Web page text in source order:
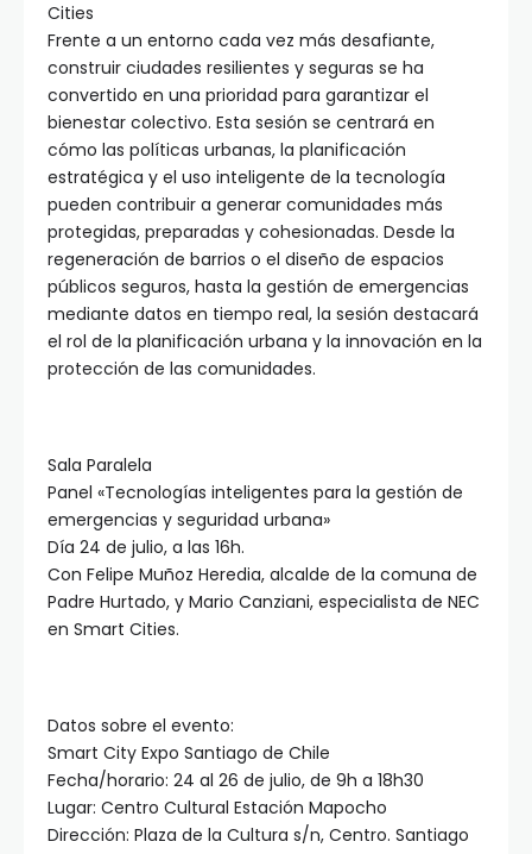
Cities
Frente a un entorno cada vez más desafiante,
construir ciudades resilientes y seguras se ha
convertido en una prioridad para garantizar el
bienestar colectivo. Esta sesión se centrará en
cómo las políticas urbanas, la planificación
estratégica y el uso inteligente de la tecnología
pueden contribuir a generar comunidades más
protegidas, preparadas y cohesionadas. Desde la
regeneración de barrios o el diseño de espacios
públicos seguros, hasta la gestión de emergencias
mediante datos en tiempo real, la sesión destacará
el rol de la planificación urbana y la innovación en la
protección de las comunidades.
Sala Paralela
Panel «Tecnologías inteligentes para la gestión de
emergencias y seguridad urbana»
Día 24 de julio, a las 16h.
Con Felipe Muñoz Heredia, alcalde de la comuna de
Padre Hurtado, y Mario Canziani, especialista de NEC
en Smart Cities.
Datos sobre el evento:
Smart City Expo Santiago de Chile
Fecha/horario: 24 al 26 de julio, de 9h a 18h30
Lugar: Centro Cultural Estación Mapocho
Dirección: Plaza de la Cultura s/n, Centro. Santiago